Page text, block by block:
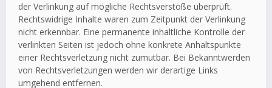
der Verlinkung auf mögliche Rechtsverstöße überprüft.
Rechtswidrige Inhalte waren zum Zeitpunkt der Verlinkung
nicht erkennbar. Eine permanente inhaltliche Kontrolle der
verlinkten Seiten ist jedoch ohne konkrete Anhaltspunkte
einer Rechtsverletzung nicht zumutbar. Bei Bekanntwerden
von Rechtsverletzungen werden wir derartige Links
umgehend entfernen.